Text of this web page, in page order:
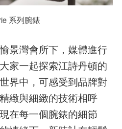
系列腕錶
景灣會所下，媒體進行
家一起探索江詩丹頓的
界中，可感受到品牌對
緻與細緻的技術相呼
在每一個腕錶的細節